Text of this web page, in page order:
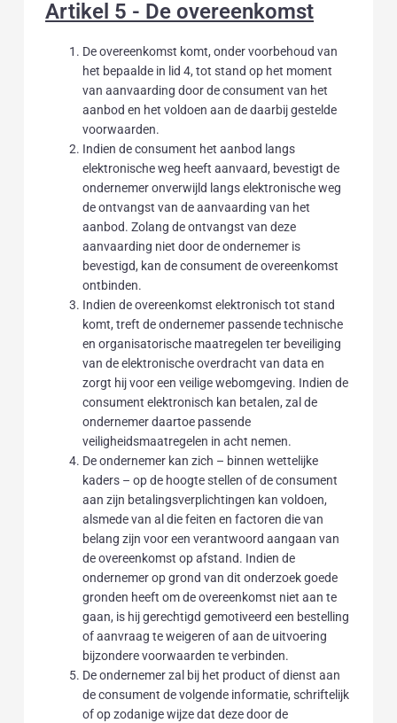
Artikel 5 - De overeenkomst
De overeenkomst komt, onder voorbehoud van
het bepaalde in lid 4, tot stand op het moment
van aanvaarding door de consument van het
aanbod en het voldoen aan de daarbij gestelde
voorwaarden.
Indien de consument het aanbod langs
elektronische weg heeft aanvaard, bevestigt de
ondernemer onverwijld langs elektronische weg
de ontvangst van de aanvaarding van het
aanbod. Zolang de ontvangst van deze
aanvaarding niet door de ondernemer is
bevestigd, kan de consument de overeenkomst
ontbinden.
Indien de overeenkomst elektronisch tot stand
komt, treft de ondernemer passende technische
en organisatorische maatregelen ter beveiliging
van de elektronische overdracht van data en
zorgt hij voor een veilige webomgeving. Indien de
consument elektronisch kan betalen, zal de
ondernemer daartoe passende
veiligheidsmaatregelen in acht nemen.
De ondernemer kan zich – binnen wettelijke
kaders – op de hoogte stellen of de consument
aan zijn betalingsverplichtingen kan voldoen,
alsmede van al die feiten en factoren die van
belang zijn voor een verantwoord aangaan van
de overeenkomst op afstand. Indien de
ondernemer op grond van dit onderzoek goede
gronden heeft om de overeenkomst niet aan te
gaan, is hij gerechtigd gemotiveerd een bestelling
of aanvraag te weigeren of aan de uitvoering
bijzondere voorwaarden te verbinden.
De ondernemer zal bij het product of dienst aan
de consument de volgende informatie, schriftelijk
of op zodanige wijze dat deze door de